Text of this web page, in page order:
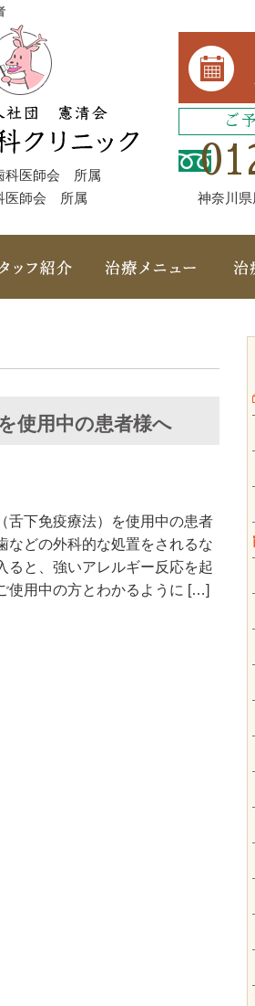
科医師会 所属
医師会 所属
ご
神奈川
へ）
こだわりの予防医療スタッフ紹介 治療
使用中の患者様へ
舌下免疫療法）を使用中の患者
などの外科的な処置をされるな
ると、強いアレルギー反応を起
使用中の方とわかるように […]